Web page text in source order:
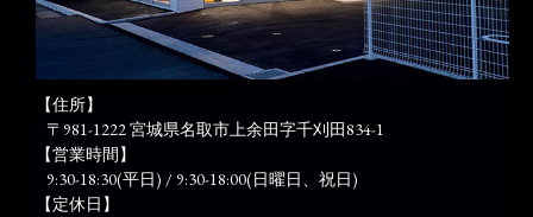
【住所】
〒981-1222 宮城県名取市上余田字千刈田834-1
【営業時間】
9:30-18:30(平日) / 9:30-18:00(日曜日、祝日)
【定休日】